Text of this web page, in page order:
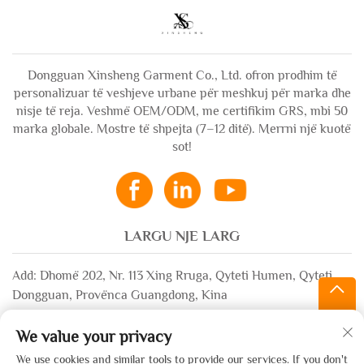
Dongguan Xinsheng Garment Co., Ltd. ofron prodhim të
personalizuar të veshjeve urbane për meshkuj për marka dhe
nisje të reja. Veshmë OEM/ODM, me certifikim GRS, mbi 50
marka globale. Mostre të shpejta (7–12 ditë). Merrni një kuotë
sot!
LARGU NJE LARG
Add: Dhomë 202, Nr. 113 Xing Rruga, Qyteti Humen, Qyteti
Dongguan, Provënca Guangdong, Kina
+86-13532483058
We value your privacy
We use cookies and similar tools to provide our services. If you don't